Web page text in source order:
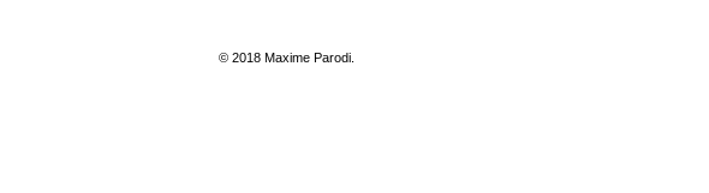
© 2018 Maxime Parodi